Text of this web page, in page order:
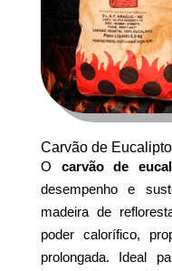
Carvão de Eucalipto
O carvão de
desempenho e
madeira de
poder calorífico,
prolongada. Ideal